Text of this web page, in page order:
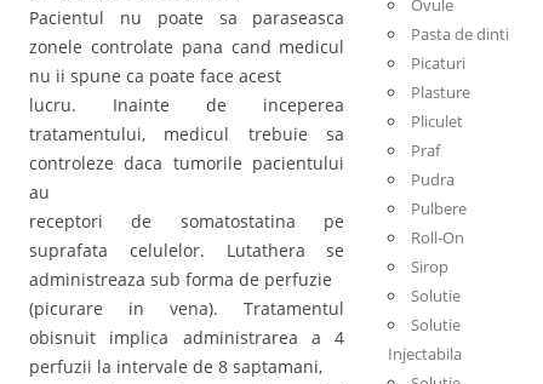
Pacientul nu poate sa paraseasca
zonele controlate pana cand medicul
nu ii spune ca poate face acest
lucru. Inainte de inceperea
tratamentului, medicul trebuie sa
controleze daca tumorile pacientului
au
receptori de somatostatina pe
suprafata celulelor. Lutathera se
administreaza sub forma de perfuzie
(picurare in vena). Tratamentul
obisnuit implica administrarea a 4
perfuzii la intervale de 8 saptamani,
Ovule
Pasta de dinti
Picaturi
Plasture
Pliculet
Praf
Pudra
Pulbere
Roll-On
Sirop
Solutie
Solutie
Injectabila